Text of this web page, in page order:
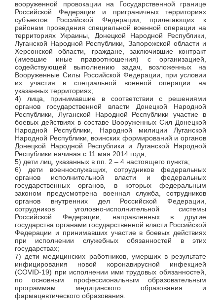
вооруженной провокации на Государственной границе
Российской Федерации и приграничных территориях
субъектов Российской Федерации, прилегающих к
районам проведения специальной военной операции на
территориях Украины, Донецкой Народной Республики,
Луганской Народной Республики, Запорожской области и
Херсонской области, граждане, заключившие контракт
(имевшие иные правоотношения) с организацией,
содействующей выполнению задач, возложенных на
Вооруженные Силы Российской Федерации, при условии
их участия в специальной военной операции на
указанных территориях;
4) лица, принимавшие в соответствии с решениями
органов государственной власти Донецкой Народной
Республики, Луганской Народной Республики участие в
боевых действиях в составе Вооруженных Сил Донецкой
Народной Республики, Народной милиции Луганской
Народной Республики, воинских формирований и органов
Донецкой Народной Республики и Луганской Народной
Республики начиная с 11 мая 2014 года;
5) дети лиц, указанных в пп. 2 – 4 настоящего пункта;
6) дети военнослужащих, сотрудников федеральных
органов исполнительной власти и федеральных
государственных органов, в которых федеральным
законом предусмотрена военная служба, сотрудников
органов внутренних дел Российской Федерации,
сотрудников уголовно-исполнительной системы
Российской Федерации, направленных в другие
государства органами государственной власти Российской
Федерации и принимавших участие в боевых действиях
при исполнении служебных обязанностей в этих
государствах;
7) дети медицинских работников, умерших в результате
инфицирования новой коронавирусной инфекцией
(COVID-19) при исполнении ими трудовых обязанностей,
по основным профессиональным образовательным
программам медицинского образования и
фармацевтического образования.